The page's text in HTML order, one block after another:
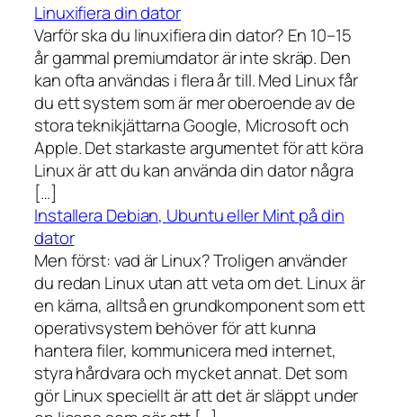
Linuxifiera din dator
Varför ska du linuxifiera din dator? En 10–15
år gammal premiumdator är inte skräp. Den
kan ofta användas i flera år till. Med Linux får
du ett system som är mer oberoende av de
stora teknikjättarna Google, Microsoft och
Apple. Det starkaste argumentet för att köra
Linux är att du kan använda din dator några
[…]
Installera Debian, Ubuntu eller Mint på din
dator
Men först: vad är Linux? Troligen använder
du redan Linux utan att veta om det. Linux är
en kärna, alltså en grundkomponent som ett
operativsystem behöver för att kunna
hantera filer, kommunicera med internet,
styra hårdvara och mycket annat. Det som
gör Linux speciellt är att det är släppt under